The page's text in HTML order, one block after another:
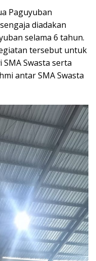
Paguyuban
diadakan
selama 6 tahun.
tersebut untuk
Swasta serta
antar SMA Swasta